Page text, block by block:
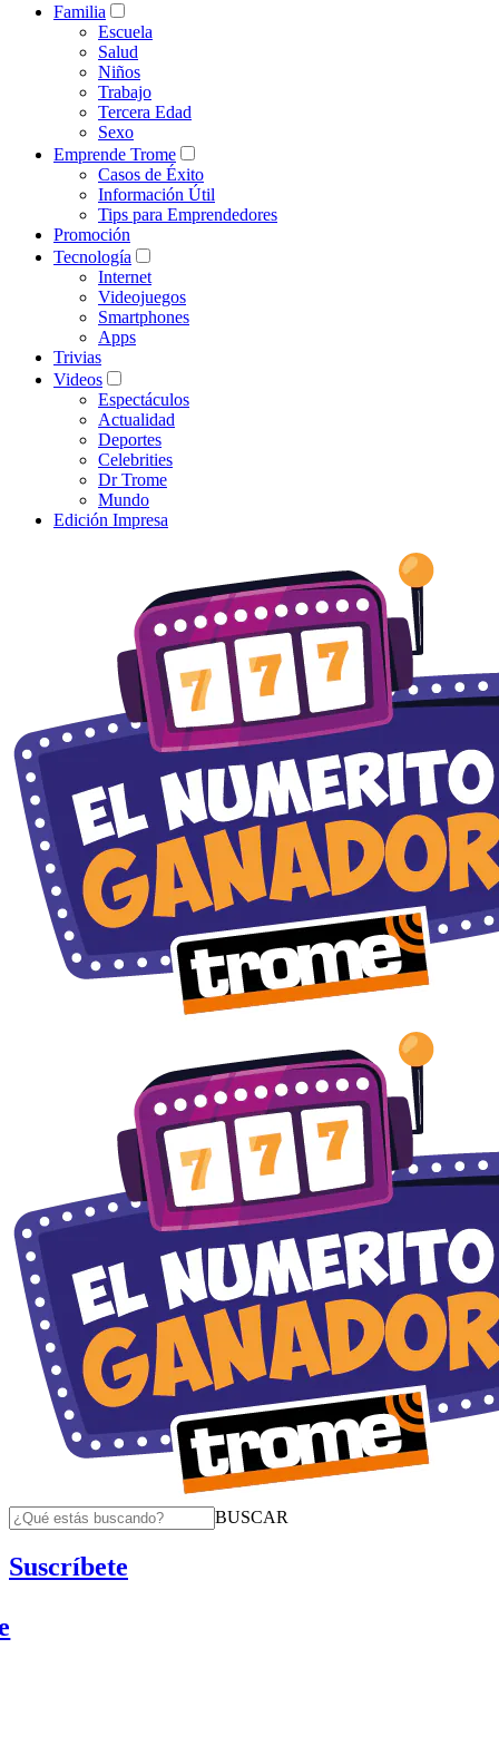
Familia
Escuela
Salud
Niños
Trabajo
Tercera Edad
Sexo
Emprende Trome
Casos de Éxito
Información Útil
Tips para Emprendedores
Promoción
Tecnología
Internet
Videojuegos
Smartphones
Apps
Trivias
Videos
Espectáculos
Actualidad
Deportes
Celebrities
Dr Trome
Mundo
Edición Impresa
BUSCAR
Suscríbete